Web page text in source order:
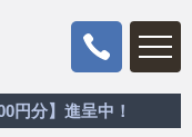
円分】進呈中！